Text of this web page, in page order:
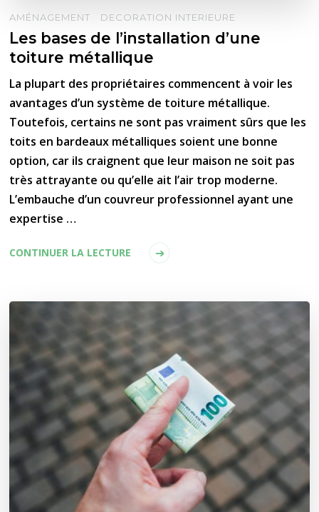
AMÉNAGEMENT DECORATION INTERIEURE
Les bases de l’installation d’une
toiture métallique
La plupart des propriétaires commencent à voir les
avantages d’un système de toiture métallique.
Toutefois, certains ne sont pas vraiment sûrs que les
toits en bardeaux métalliques soient une bonne
option, car ils craignent que leur maison ne soit pas
très attrayante ou qu’elle ait l’air trop moderne.
L’embauche d’un couvreur professionnel ayant une
expertise …
CONTINUER LA LECTURE